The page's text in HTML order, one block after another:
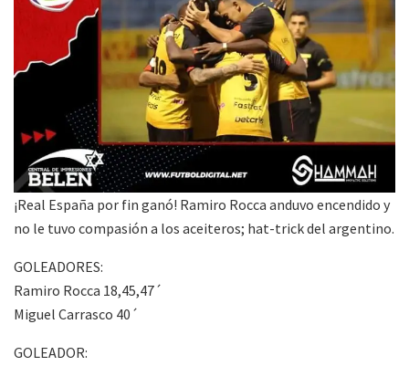
¡Real España por fin ganó! Ramiro Rocca anduvo encendido y
no le tuvo compasión a los aceiteros; hat-trick del argentino.
GOLEADORES:
Ramiro Rocca 18,45,47´
Miguel Carrasco 40´
GOLEADOR: